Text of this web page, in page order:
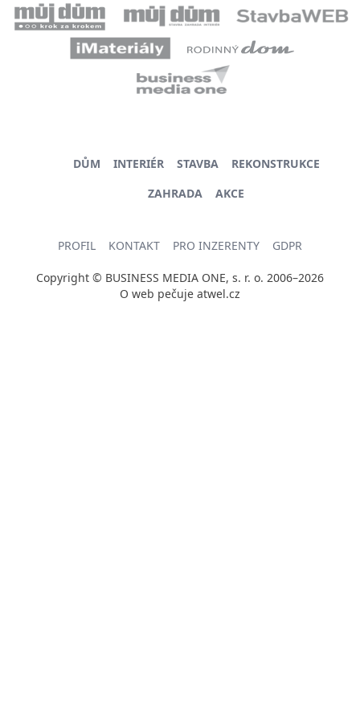
DŮM INTERIÉR STAVBA
REKONSTRUKCE
ZAHRADA
AKCE
PROFIL KONTAKT PRO INZERENTY GDPR
Copyright © BUSINESS MEDIA ONE, s. r. o. 2006–2026